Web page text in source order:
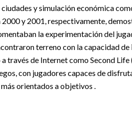
y simulación económica
y 2001, respectivamente,
la experimentación del
terreno con la capacidad
través de Internet como Second
con jugadores capaces de
orientados a objetivos .